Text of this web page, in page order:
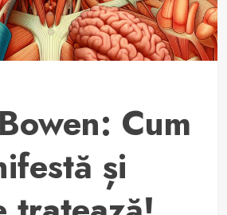
Cum
și